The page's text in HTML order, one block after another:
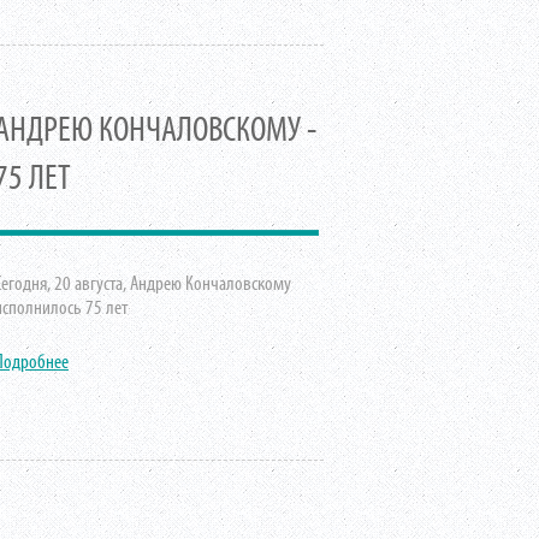
КОНЧАЛОВСКОМУ -
ЛЕТ
20 августа, Андрею Кончаловскому
75 лет